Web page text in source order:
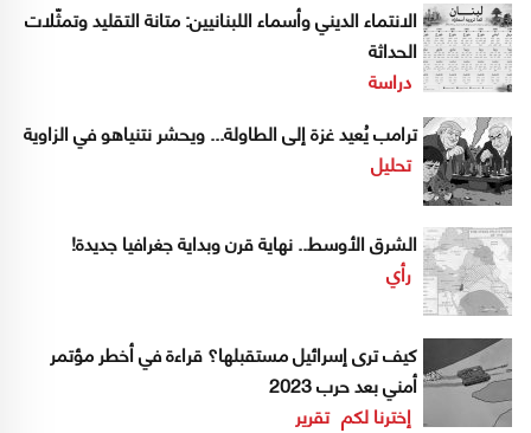
الانتماء الديني وأسماء اللبنانيين: متانة التقليد وتمثّلات
الحداثة
دراسة
ترامب يُعيد غزة إلى الطاولة... ويحشر نتنياهو في الزاوية
تحليل
الشرق الأوسط.. نهاية قرن وبداية جغرافيا جديدة!
رأي
كيف ترى إسرائيل مستقبلها؟ قراءة في أخطر مؤتمر
أمني بعد حرب 2023
إخترنا لكم تقرير